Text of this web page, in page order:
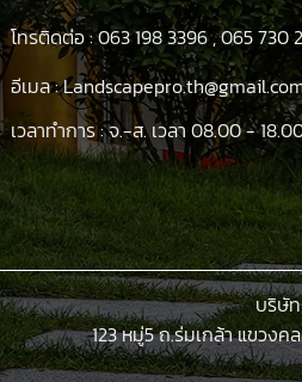
โทรติดต่อ :063 198 3396,065 730
อีเมล :
เวลาทำการ : จ.-ส. เวลา 08.00 -
บริษั
123 หมู่5 ถ.ร่มเกล้า แขวงค